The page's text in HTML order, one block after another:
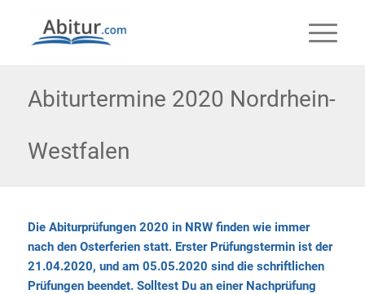
Abiturtermine 2020 Nordrhein-
Westfalen
Die Abiturprüfungen 2020 in NRW finden wie immer
nach den Osterferien statt. Erster Prüfungstermin ist der
21.04.2020, und am 05.05.2020 sind die schriftlichen
Prüfungen beendet. Solltest Du an einer Nachprüfung